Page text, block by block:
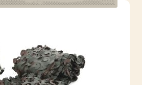
variations.
être
choisies
sur